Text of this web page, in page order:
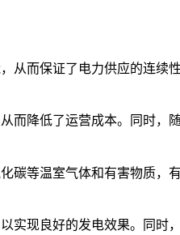
从而保证了电力供应的连续
而降低了运营成本。同时，
碳等温室气体和有害物质，
实现良好的发电效果。同时